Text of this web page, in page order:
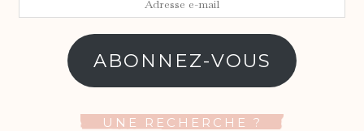
ABONNEZ-VOUS
UNE RECHERCHE ?